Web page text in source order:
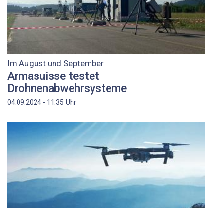
Im August und September
Armasuisse testet
Drohnenabwehrsysteme
04.09.2024 - 11:35 Uhr